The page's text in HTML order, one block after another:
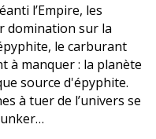
l’Empire, les
domination sur la
le carburant
à manquer : la planète
source d'épyphite.
à tuer de l’univers se